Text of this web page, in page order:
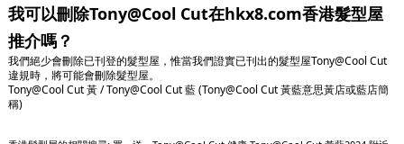
我可以刪除Tony@Cool Cut在hkx8.com香港髮型屋
推介嗎？
我們絕少會刪除已刊登的髮型屋，惟當我們證實已刊出的髮型屋Tony@Cool Cut
違規時，將可能會刪除髮型屋。
Tony@Cool Cut 黃 / Tony@Cool Cut 藍 (Tony@Cool Cut 黃藍意思黃店或藍店簡
稱)